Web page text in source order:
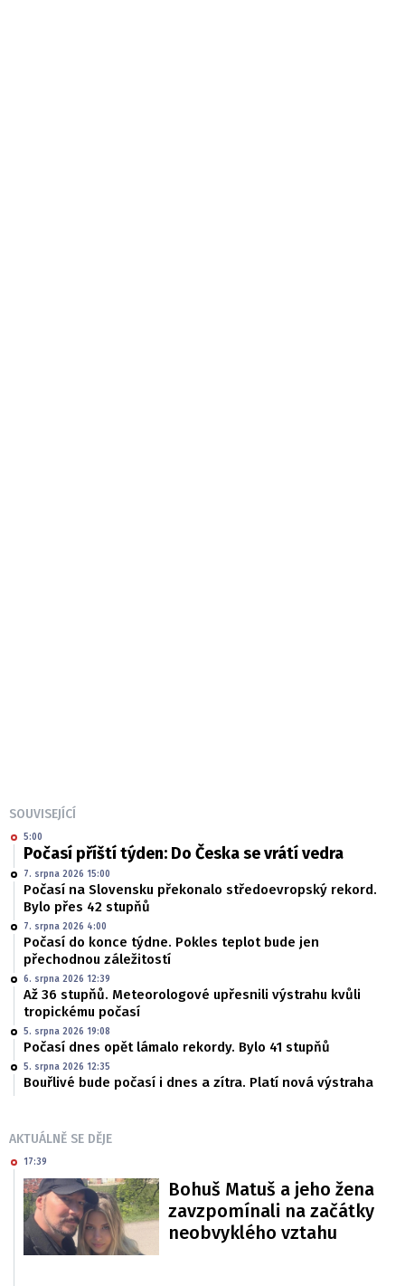
SOUVISEJÍCÍ
5:00
Počasí příští týden: Do Česka se vrátí vedra
7. srpna 2026 15:00
Počasí na Slovensku překonalo středoevropský rekord.
Bylo přes 42 stupňů
7. srpna 2026 4:00
Počasí do konce týdne. Pokles teplot bude jen
přechodnou záležitostí
6. srpna 2026 12:39
Až 36 stupňů. Meteorologové upřesnili výstrahu kvůli
tropickému počasí
5. srpna 2026 19:08
Počasí dnes opět lámalo rekordy. Bylo 41 stupňů
5. srpna 2026 12:35
Bouřlivé bude počasí i dnes a zítra. Platí nová výstraha
AKTUÁLNĚ SE DĚJE
17:39
Bohuš Matuš a jeho žena
zavzpomínali na začátky
neobvyklého vztahu